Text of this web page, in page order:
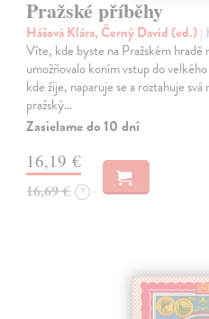
Pražské příběhy
Hášová Klára, Černý David (ed.)|
Víte, kde byste na Pražském
umožňovalo koním vstup do
kde žije, naparuje se a roztahuje
pražský…
Zasielame do 10 dní
16,19 €
16,69 € ?